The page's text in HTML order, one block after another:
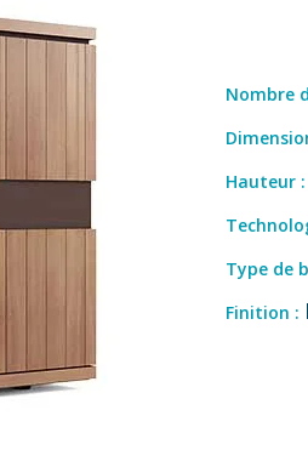
Nombre
Hauteur :
Type de
Finition :